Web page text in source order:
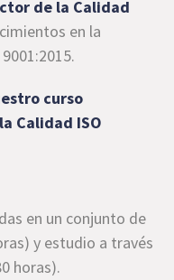
de la Calidad
en la
curso
Calidad ISO
en un conjunto de
y estudio a través
horas).